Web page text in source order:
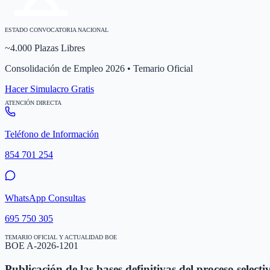
ESTADO CONVOCATORIA NACIONAL
~4.000 Plazas Libres
Consolidación de Empleo 2026 • Temario Oficial
Hacer Simulacro Gratis
ATENCIÓN DIRECTA
Teléfono de Información
854 701 254
WhatsApp Consultas
695 750 305
TEMARIO OFICIAL Y ACTUALIDAD BOE
BOE A-2026-1201